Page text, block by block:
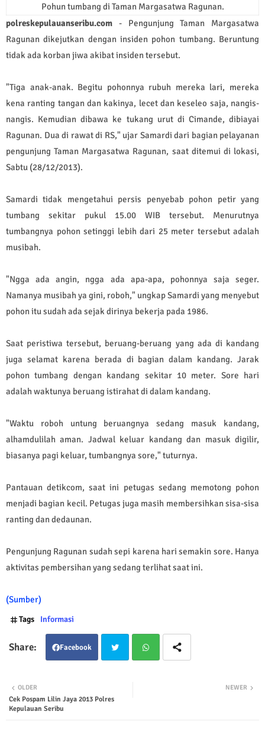
Pohun tumbang di Taman Margasatwa Ragunan.
polreskepulauanseribu.com - Pengunjung Taman Margasatwa
Ragunan dikejutkan dengan insiden pohon tumbang. Beruntung
tidak ada korban jiwa akibat insiden tersebut.
"Tiga anak-anak. Begitu pohonnya rubuh mereka lari, mereka
kena ranting tangan dan kakinya, lecet dan keseleo saja, nangis-
nangis. Kemudian dibawa ke tukang urut di Cimande, dibiayai
Ragunan. Dua di rawat di RS," ujar Samardi dari bagian pelayanan
pengunjung Taman Margasatwa Ragunan, saat ditemui di lokasi,
Sabtu (28/12/2013).
Samardi tidak mengetahui persis penyebab pohon petir yang
tumbang sekitar pukul 15.00 WIB tersebut. Menurutnya
tumbangnya pohon setinggi lebih dari 25 meter tersebut adalah
musibah.
"Ngga ada angin, ngga ada apa-apa, pohonnya saja seger.
Namanya musibah ya gini, roboh," ungkap Samardi yang menyebut
pohon itu sudah ada sejak dirinya bekerja pada 1986.
Saat peristiwa tersebut, beruang-beruang yang ada di kandang
juga selamat karena berada di bagian dalam kandang. Jarak
pohon tumbang dengan kandang sekitar 10 meter. Sore hari
adalah waktunya beruang istirahat di dalam kandang.
"Waktu roboh untung beruangnya sedang masuk kandang,
alhamdulilah aman. Jadwal keluar kandang dan masuk digilir,
biasanya pagi keluar, tumbangnya sore," tuturnya.
Pantauan detikcom, saat ini petugas sedang memotong pohon
menjadi bagian kecil. Petugas juga masih membersihkan sisa-sisa
ranting dan dedaunan.
Pengunjung Ragunan sudah sepi karena hari semakin sore. Hanya
aktivitas pembersihan yang sedang terlihat saat ini.
(Sumber)
Tags Informasi
Facebook
ter
NEWER
OLDER
Cek Pospam Lilin Jaya 2013 Polres
Kepulauan Seribu